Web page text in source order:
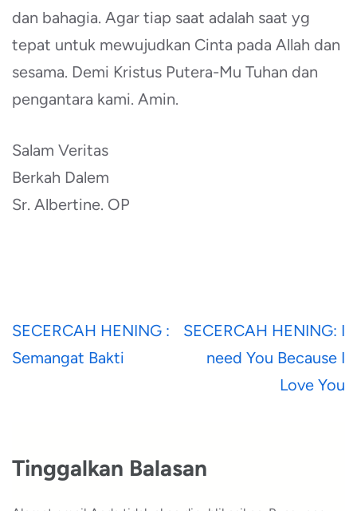
dan bahagia. Agar tiap saat adalah saat yg
tepat untuk mewujudkan Cinta pada Allah dan
sesama. Demi Kristus Putera-Mu Tuhan dan
pengantara kami. Amin.
Salam Veritas
Berkah Dalem
Sr. Albertine. OP
Navigasi
pos
SECERCAH HENING :
Semangat Bakti
SECERCAH HENING: I
need You Because I
Love You
Tinggalkan Balasan